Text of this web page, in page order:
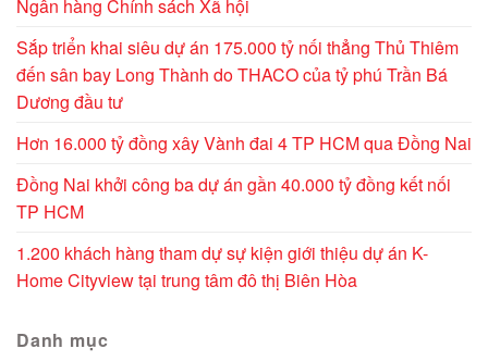
Ngân hàng Chính sách Xã hội
Sắp triển khai siêu dự án 175.000 tỷ nối thẳng Thủ Thiêm
đến sân bay Long Thành do THACO của tỷ phú Trần Bá
Dương đầu tư
Hơn 16.000 tỷ đồng xây Vành đai 4 TP HCM qua Đồng Nai
Đồng Nai khởi công ba dự án gần 40.000 tỷ đồng kết nối
TP HCM
1.200 khách hàng tham dự sự kiện giới thiệu dự án K-
Home Cityview tại trung tâm đô thị Biên Hòa
Danh mục